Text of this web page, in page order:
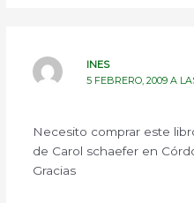
INES
5 FEBRERO, 2009 A
Necesito comprar este
de Carol schaefer en
Gracias